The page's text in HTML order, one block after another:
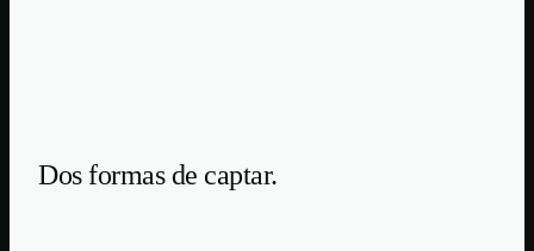
Dos formas de captar.